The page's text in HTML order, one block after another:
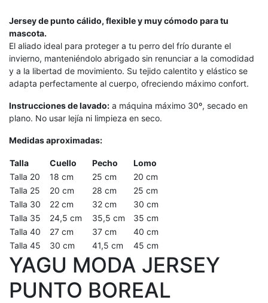
Jersey de punto cálido, flexible y muy cómodo para tu
mascota.
El aliado ideal para proteger a tu perro del frío durante el
invierno, manteniéndolo abrigado sin renunciar a la comodidad
y a la libertad de movimiento. Su tejido calentito y elástico se
adapta perfectamente al cuerpo, ofreciendo máximo confort.
Instrucciones de lavado: a máquina máximo 30º, secado en
plano. No usar lejía ni limpieza en seco.
Medidas aproximadas:
Talla Cuello Pecho
Lomo
Talla 20
18 cm 25 cm
20 cm
Talla 25
20 cm 28 cm
25 cm
Talla 30
22 cm 32 cm
30 cm
Talla 35
24,5 cm 35,5 cm
35 cm
Talla 40
27 cm 37 cm
40 cm
Talla 45
30 cm 41,5 cm 45 cm
YAGU MODA JERSEY
PUNTO BOREAL